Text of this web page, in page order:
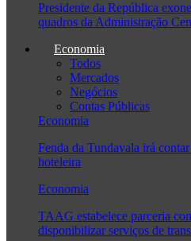
Presidente da República
quadros da Administração
Economia
Todos
Mercados
Negócios
Contas Públicas
Economia
Fenda da Tundavala irá
hoteleira
Economia
TAAG estabelece parceria
disponibilizar serviços de